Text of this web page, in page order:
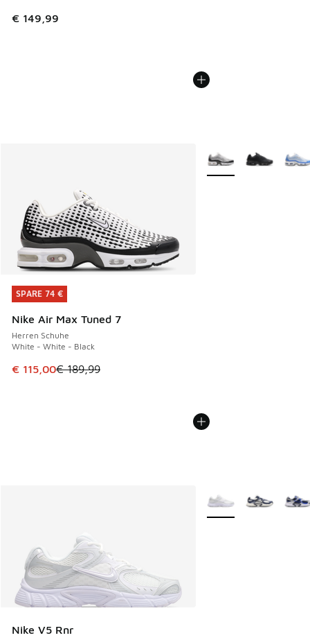
€ 149,99
SPARE 74 €
Nike Air Max Tuned 7
Herren Schuhe
White - White - Black
Dieser Artikel ist im Sale. Der Preis ist von € 189,99 auf €
€ 115,00€ 189,99
SPARE 74 €
Weitere Farben
Nike V5 Rnr
Weitere Farben